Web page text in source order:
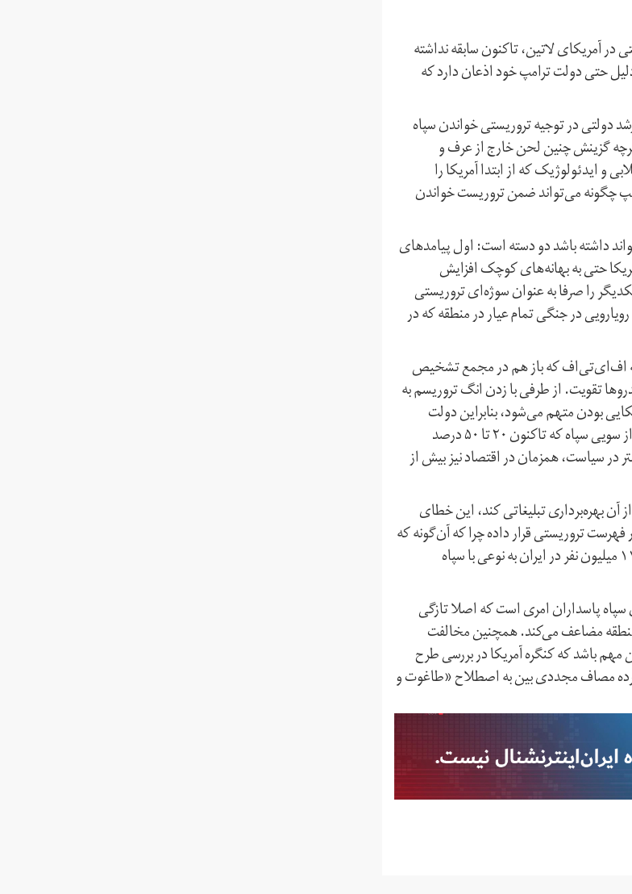
آمریکای لاتین، تاکنون سابقه نداشته
حتی دولت ترامپ خود اذعان دارد که
دولتی در توجیه تروریستی خواندن سپاه
گزینش چنین لحن خارج از عرف و
ایدئولوژیک که از ابتدا آمریکا را
چگونه می‌تواند ضمن تروریست خواندن
داشته باشد دو دسته است: اول پیامدهای
حتی به بهانه‌های کوچک افزایش
را صرفا به عنوان سوژه‌ای تروریستی
در جنگی تمام عیار در منطقه که در
اف‌ای‌تی‌اف که باز هم در مجمع تشخیص
تقویت. از طرفی با زدن انگ تروریسم به
بودن متهم می‌شود، بنابراین دولت
آمریکا ناخواسته باعث شده تا توپ در زمین جناح راست جمهوری اسلامی بیفتد. از سویی سپاه که تاکنون ۲۰ تا ۵۰ درصد
در سیاست، همزمان در اقتصاد نیز بیش از
بهره‌برداری تبلیغاتی کند، این خطای
درصد شهروندان ایرانی را در فهرست تروریستی قرار داده چرا که آن‌گونه که
روزنامه نیویورک‌تایمز نیز تحلیل کرده است، با درنظرگرفتن خانواده افراد شاغل ، ۱۱ میلیون نفر در ایران به نوعی با سپاه
پاسداران امری است که اصلا تازگی
منطقه مضاعف می‌کند. همچنین مخالفت
باشد که کنگره آمریکا در بررسی طرح
کرده مصاف مجددی بین به اصطلاح «طاغوت و